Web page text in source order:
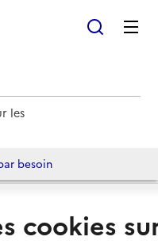
les
besoin
cookies